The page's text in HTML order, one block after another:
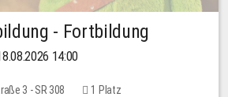
- Fortbildung
14:00
3 - SR 308 1 Platz